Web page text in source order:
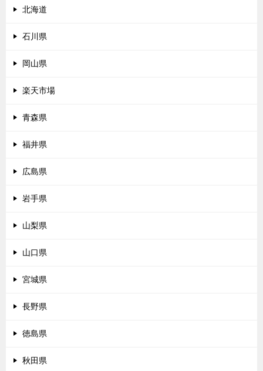
北海道
石川県
岡山県
楽天市場
青森県
福井県
広島県
岩手県
山梨県
山口県
宮城県
長野県
徳島県
秋田県